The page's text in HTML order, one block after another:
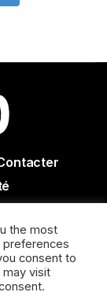
- Actualité
the most
preferences
consent to
visit